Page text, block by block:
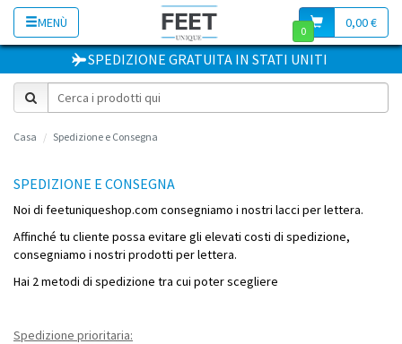
MENÙ 0,00 €
0
SPEDIZIONE GRATUITA IN STATI UNITI
Casa Spedizione e Consegna
SPEDIZIONE E CONSEGNA
Noi di feetuniqueshop.com consegniamo i nostri lacci per lettera.
Affinché tu cliente possa evitare gli elevati costi di spedizione,
consegniamo i nostri prodotti per lettera.
Hai 2 metodi di spedizione tra cui poter scegliere
Spedizione prioritaria: